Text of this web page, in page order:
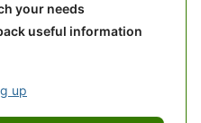
your needs
useful information
up